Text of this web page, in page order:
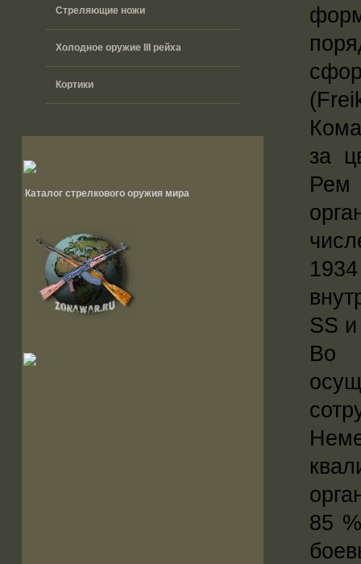
Стреляющие ножи
Холодное оружие III рейха
Кортики
Каталог стрелкового оружия мира
за
Рем
SS
Во
85